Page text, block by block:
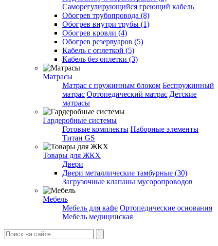
Саморегулирующийся греющий кабель
Обогрев трубопровода (8)
Обогрев внутри трубы (1)
Обогрев кровли (4)
Обогрев резервуаров (5)
Кабель с оплеткой (5)
Кабель без оплетки (3)
Матрасы
Матрас с пружинным блоком Беспружинный
матрас Ортопедический матрас Детские
матрасы
Гардеробные системы
Готовые комплекты Наборные элементы
Титан GS
Товары для ЖКХ
Двери
Двери металлические тамбурные (30)
Загрузочные клапаны мусоропроводов
Мебель
Мебель для кафе Ортопедические основания
Мебель медицинская